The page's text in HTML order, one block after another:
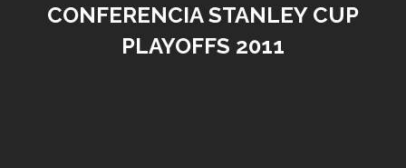
CONFERENCIA STANLEY CUP
PLAYOFFS 2011